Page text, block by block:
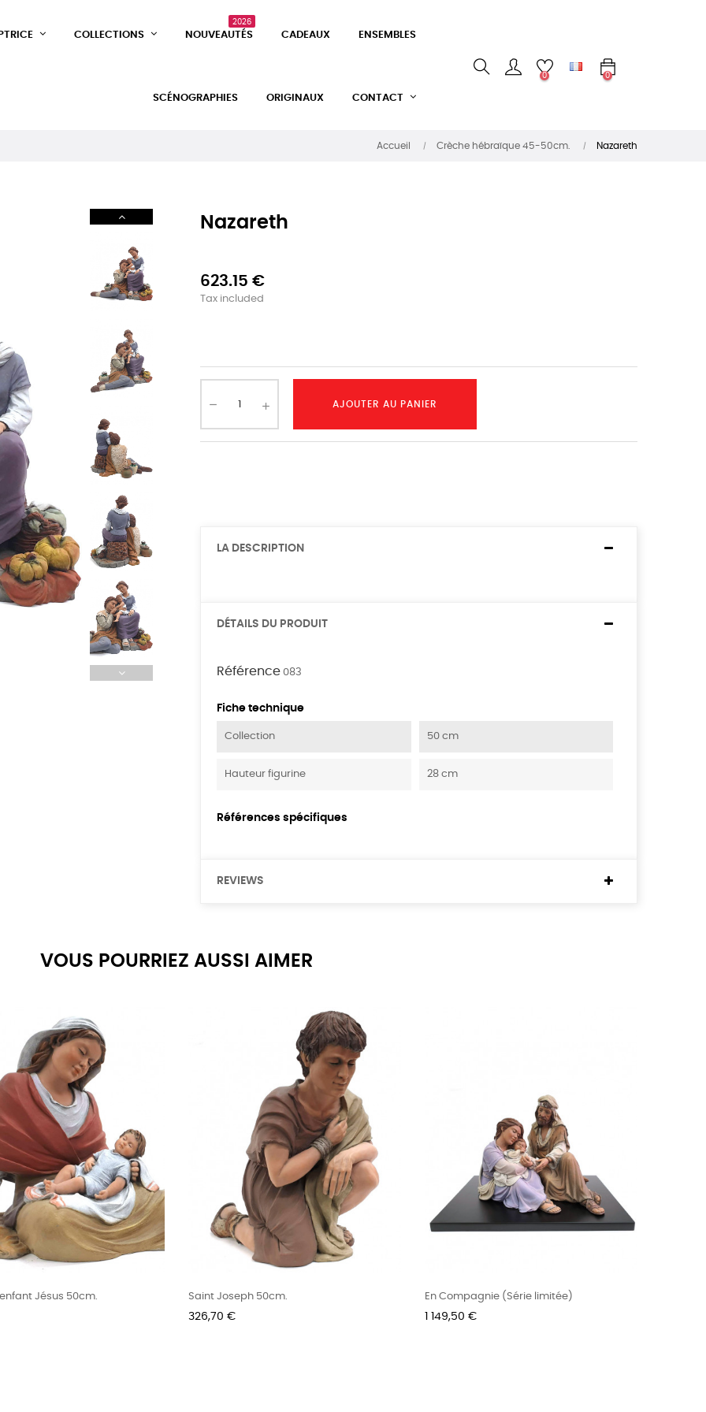
COLLECTIONS NOUVEAUTÉS
2026
CADEAUX ENSEMBLES
SCÉNOGRAPHIES ORIGINAUX CONTACT
0 0
Accueil Crèche hébraïque 45-50cm. Nazareth
Nazareth
623.15 €
Tax included
AJOUTER AU PANIER
LA DESCRIPTION
DÉTAILS DU PRODUIT
Référence 083
Fiche technique
Collection 50 cm
Hauteur figurine 28 cm
Références spécifiques
REVIEWS
VOUS POURRIEZ AUSSI AIMER
Jésus 50cm. Saint Joseph 50cm.
Prix
326,70 €
En Compagnie (Série limitée)
Prix
1 149,50 €